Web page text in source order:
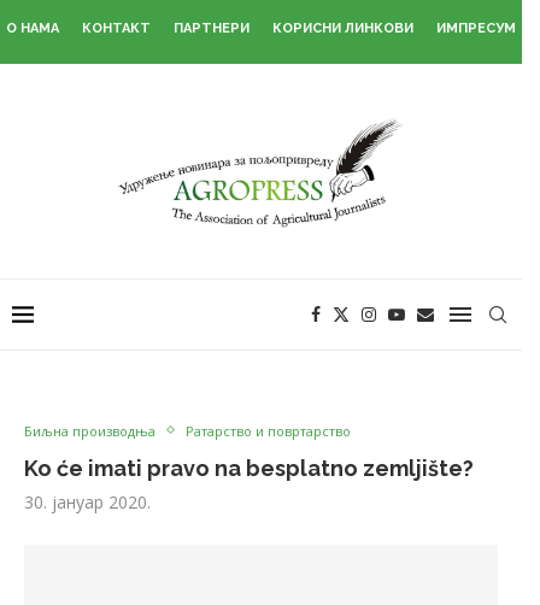
О НАМА КОНТАКТ ПАРТНЕРИ КОРИСНИ ЛИНКОВИ ИМПРЕСУМ
Биљна производња Ратарство и повртарство
Ko će imati pravo na besplatno zemljište?
30. јануар 2020.